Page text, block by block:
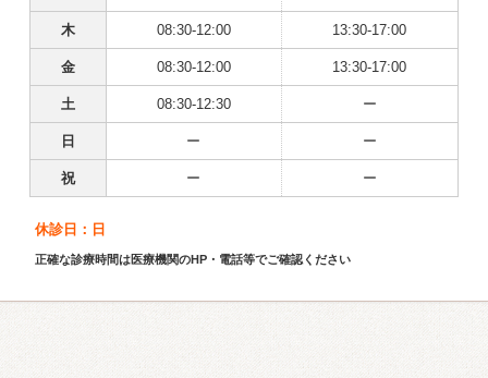
木 08:30-12:00 13:30-17:00
金 08:30-12:00 13:30-17:00
土 08:30-12:30 ー
日 ー ー
祝 ー ー
休診日：日
正確な診療時間は医療機関のHP・電話等でご確認ください